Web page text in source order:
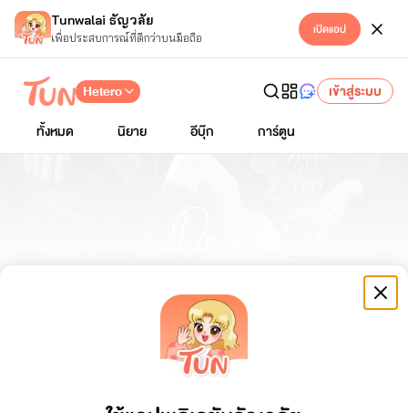
Tunwalai ธัญวลัย
เพื่อประสบการณ์ที่ดีกว่าบนมือถือ เปิดแอป
Hetero
เข้าสู่ระบบ
ทั้งหมด
นิยาย อีบุ๊ก การ์ตูน